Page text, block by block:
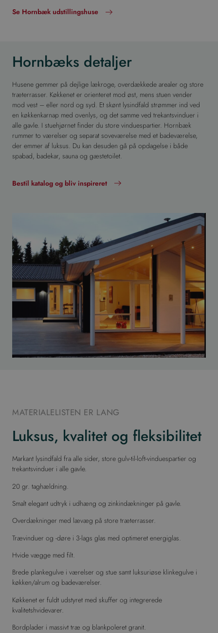
Se Hornbæk udstillingshuse
Hornbæks detaljer
Husene gemmer på dejlige lækroge, overdækkede arealer og store
træterrasser. Køkkenet er orienteret mod øst, mens stuen vender
mod vest – eller nord og syd. Et skønt lysindfald strømmer ind ved
en køkkenkarnap med ovenlys, og det samme ved trekantsvinduer i
alle gavle. I stuehjørnet finder du store vinduespartier. Hornbæk
rummer to værelser og separat soveværelse med et badeværelse,
der emmer af luksus. Du kan desuden gå på opdagelse i både
spabad, badekar, sauna og gæstetoilet.
Bestil katalog og bliv inspireret
MATERIALELISTEN ER LANG
Luksus, kvalitet og fleksibilitet
Markant lysindfald fra alle sider, store gulv-til-loft-vinduespartier og
trekantsvinduer i alle gavle.
20 gr. taghældning.
Smalt elegant udtryk i udhæng og zinkindækninger på gavle.
Overdækninger med lævæg på store træterrasser.
Trævinduer og -døre i 3-lags glas med optimeret energiglas.
Hvide vægge med filt.
Brede plankegulve i værelser og stue samt luksuriøse klinkegulve i
køkken/alrum og badeværelser.
Køkkenet er fuldt udstyret med skuffer og integrerede
kvalitetshvidevarer.
Bordplader i massivt træ og blankpoleret granit.